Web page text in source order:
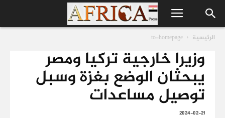
الرئيسية to-homepage
وزيرا خارجية تركيا ومصر
يبحثان الوضع بغزة وسبل
توصيل مساعدات
2024-02-21